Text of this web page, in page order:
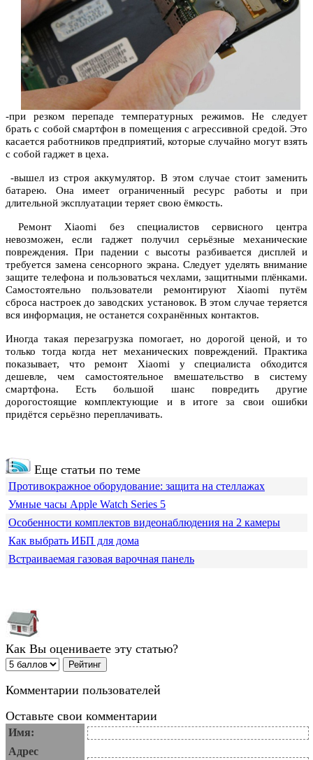
-при резком перепаде температурных режимов. Не следует
брать с собой смартфон в помещения с агрессивной средой. Это
касается работников предприятий, которые случайно могут взять
с собой гаджет в цеха.
-вышел из строя аккумулятор. В этом случае стоит заменить
батарею. Она имеет ограниченный ресурс работы и при
длительной эксплуатации теряет свою ёмкость.
Ремонт Xiaomi без специалистов сервисного центра
невозможен, если гаджет получил серьёзные механические
повреждения. При падении с высоты разбивается дисплей и
требуется замена сенсорного экрана. Следует уделять внимание
защите телефона и пользоваться чехлами, защитными плёнками.
Самостоятельно пользователи ремонтируют Xiaomi путём
сброса настроек до заводских установок. В этом случае теряется
вся информация, не останется сохранённых контактов.
Иногда такая перезагрузка помогает, но дорогой ценой, и то
только тогда когда нет механических повреждений. Практика
показывает, что ремонт Xiaomi у специалиста обходится
дешевле, чем самостоятельное вмешательство в систему
смартфона. Есть большой шанс повредить другие
дорогостоящие комплектующие и в итоге за свои ошибки
придётся серьёзно переплачивать.
Еще статьи по теме
Противокражное оборудование: защита на стеллажах
Умные часы Apple Watch Series 5
Особенности комплектов видеонаблюдения на 2 камеры
Как выбрать ИБП для дома
Встраиваемая газовая варочная панель
Как Вы оцениваете эту статью?
Комментарии пользователей
Оставьте свои комментарии
Имя:
Адрес